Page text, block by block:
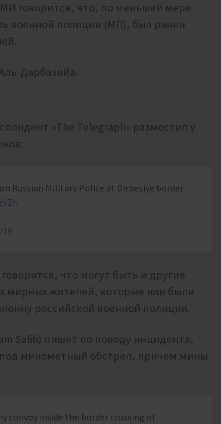
говорится, что, по меньшей мере
военной полиции (МП), был ранен
Дарбазийа.
«The Telegraph» разместил у
Russian Military Police at Dirbesiye border
что могут быть и другие
мирных жителей, которые или были
российской военной полиции.
Salih) пишет по поводу инцидента,
под минометный обстрел, причем мины
convoy inside the border crossing of